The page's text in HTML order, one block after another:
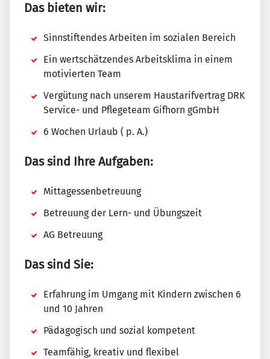
Das bieten wir:
Sinnstiftendes Arbeiten im sozialen Bereich
Ein wertschätzendes Arbeitsklima in einem
motivierten Team
Vergütung nach unserem Haustarifvertrag DRK
Service- und Pflegeteam Gifhorn gGmbH
6 Wochen Urlaub ( p. A.)
Das sind Ihre Aufgaben:
Mittagessenbetreuung
Betreuung der Lern- und Übungszeit
AG Betreuung
Das sind Sie:
Erfahrung im Umgang mit Kindern zwischen 6
und 10 Jahren
Pädagogisch und sozial kompetent
Teamfähig, kreativ und flexibel